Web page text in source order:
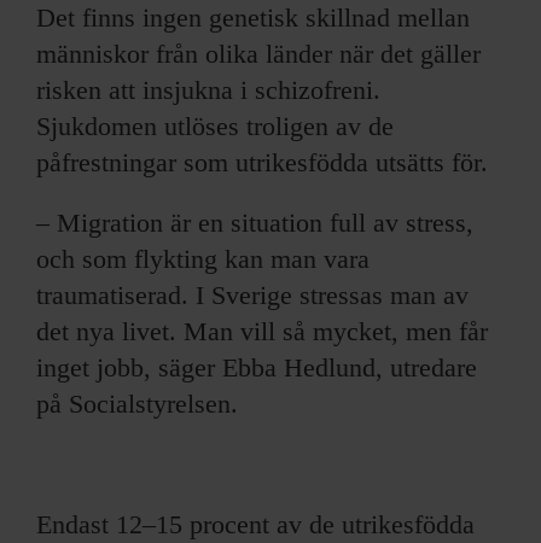
Det finns ingen genetisk skillnad mellan
människor från olika länder när det gäller
risken att insjukna i schizofreni.
Sjukdomen utlöses troligen av de
påfrestningar som utrikesfödda utsätts för.
– Migration är en situation full av stress,
och som flykting kan man vara
traumatiserad. I Sverige stressas man av
det nya livet. Man vill så mycket, men får
inget jobb, säger Ebba Hedlund, utredare
på Socialstyrelsen.
Endast 12–15 procent av de utrikesfödda